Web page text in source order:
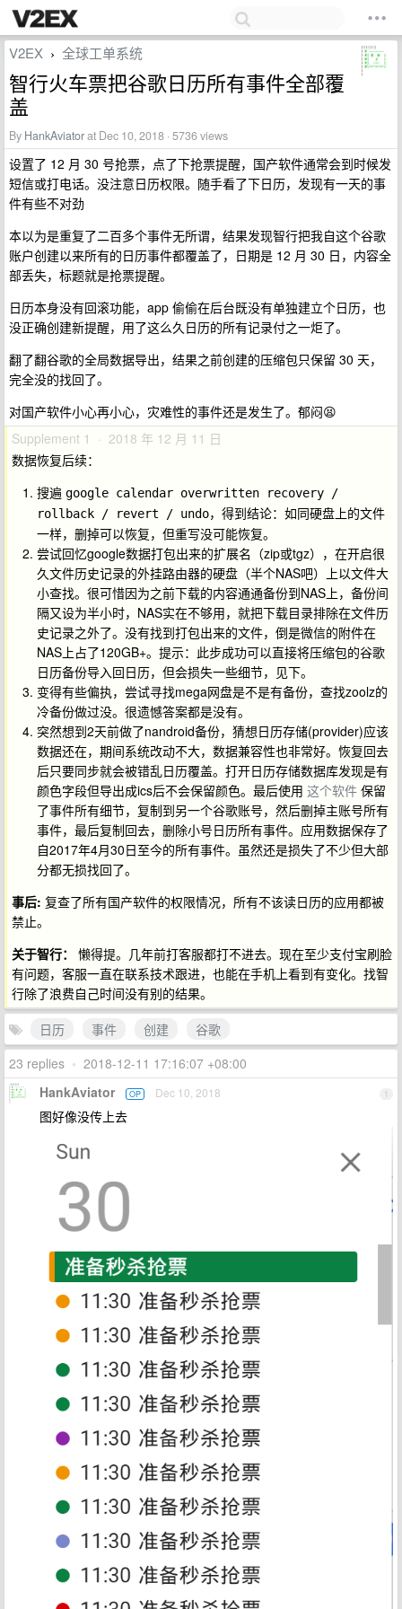
V2EX › 全球工单系统
智行火车票把谷歌日历所有事件全部覆
盖
By HankAviatorat Dec 10, 2018 · 5736 views
设置了 12 月 30 号抢票，点了下抢票提醒，国产软件通常会到时候发
短信或打电话。没注意日历权限。随手看了下日历，发现有一天的事
件有些不对劲
本以为是重复了二百多个事件无所谓，结果发现智行把我自这个谷歌
账户创建以来所有的日历事件都覆盖了，日期是 12 月 30 日，内容全
部丢失，标题就是抢票提醒。
日历本身没有回滚功能，app 偷偷在后台既没有单独建立个日历，也
没正确创建新提醒，用了这么久日历的所有记录付之一炬了。
翻了翻谷歌的全局数据导出，结果之前创建的压缩包只保留 30 天，
完全没的找回了。
对国产软件小心再小心，灾难性的事件还是发生了。郁闷😫
Supplement 1 · 2018 年 12 月 11 日
数据恢复后续：
搜遍 google calendar overwritten recovery /
rollback / revert / undo，得到结论：如同硬盘上的文件
一样，删掉可以恢复，但重写没可能恢复。
尝试回忆google数据打包出来的扩展名（zip或tgz），在开启很
久文件历史记录的外挂路由器的硬盘（半个NAS吧）上以文件大
小查找。很可惜因为之前下载的内容通通备份到NAS上，备份间
隔又设为半小时，NAS实在不够用，就把下载目录排除在文件历
史记录之外了。没有找到打包出来的文件，倒是微信的附件在
NAS上占了120GB+。提示：此步成功可以直接将压缩包的谷歌
日历备份导入回日历，但会损失一些细节，见下。
变得有些偏执，尝试寻找mega网盘是不是有备份，查找zoolz的
冷备份做过没。很遗憾答案都是没有。
突然想到2天前做了nandroid备份，猜想日历存储(provider)应该
数据还在，期间系统改动不大，数据兼容性也非常好。恢复回去
后只要同步就会被错乱日历覆盖。打开日历存储数据库发现是有
颜色字段但导出成ics后不会保留颜色。最后使用 这个软件 保留
了事件所有细节，复制到另一个谷歌账号，然后删掉主账号所有
事件，最后复制回去，删除小号日历所有事件。应用数据保存了
自2017年4月30日至今的所有事件。虽然还是损失了不少但大部
分都无损找回了。
事后: 复查了所有国产软件的权限情况，所有不该读日历的应用都被
禁止。
关于智行：
懒得提。几年前打客服都打不进去。现在至少支付宝刷脸
有问题，客服一直在联系技术跟进，也能在手机上看到有变化。找智
行除了浪费自己时间没有别的结果。
日历
事件 创建
谷歌
23 replies • 2018-12-11 17:16:07 +08:00
1
HankAviator OP Dec 10, 2018
图好像没传上去